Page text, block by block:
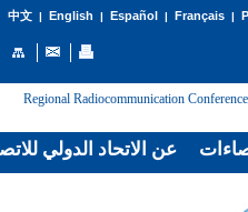
中文| English | Español | Français|
: [Regional Radiocommunication
عن الاتحاد الدولي